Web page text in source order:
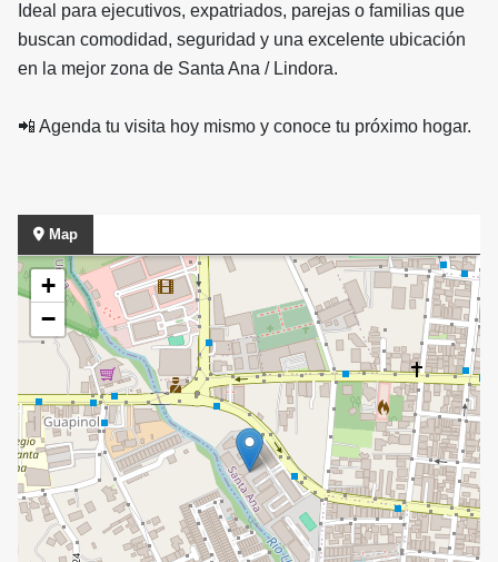
Ideal para ejecutivos, expatriados, parejas o familias que
buscan comodidad, seguridad y una excelente ubicación
en la mejor zona de Santa Ana / Lindora.
📲 Agenda tu visita hoy mismo y conoce tu próximo hogar.
Map
+
−